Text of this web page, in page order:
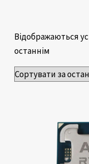
Відображаються
останнім